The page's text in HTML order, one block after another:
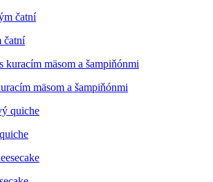
čatní
mäsom a šampiňónmi